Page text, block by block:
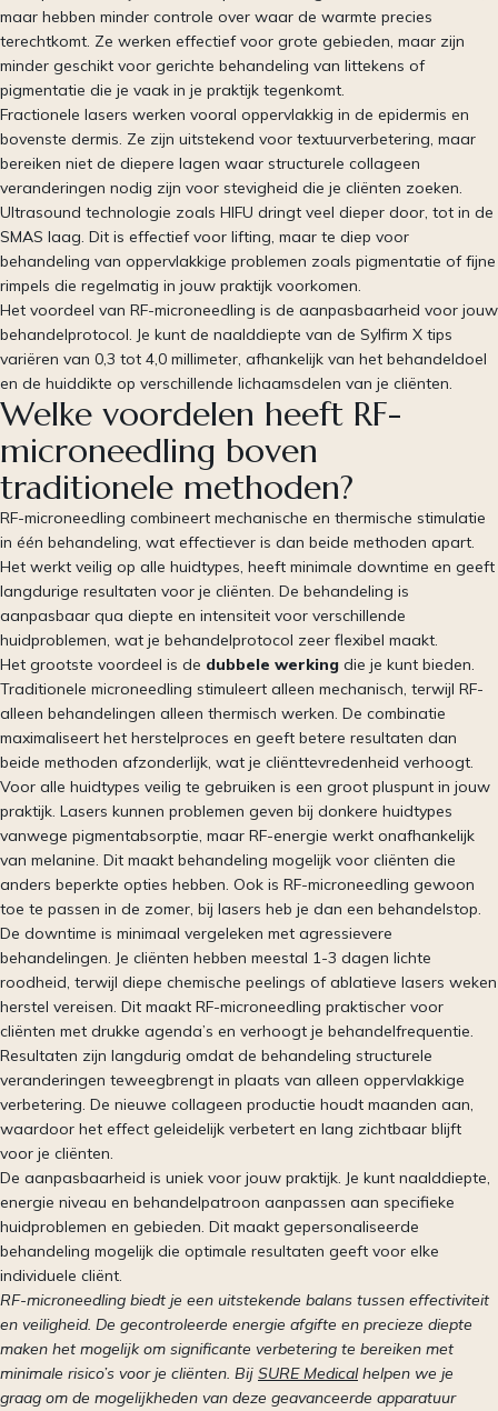
maar hebben minder controle over waar de warmte precies
terechtkomt. Ze werken effectief voor grote gebieden, maar zijn
minder geschikt voor gerichte behandeling van littekens of
pigmentatie die je vaak in je praktijk tegenkomt.
Fractionele lasers werken vooral oppervlakkig in de epidermis en
bovenste dermis. Ze zijn uitstekend voor textuurverbetering, maar
bereiken niet de diepere lagen waar structurele collageen
veranderingen nodig zijn voor stevigheid die je cliënten zoeken.
Ultrasound technologie zoals HIFU dringt veel dieper door, tot in de
SMAS laag. Dit is effectief voor lifting, maar te diep voor
behandeling van oppervlakkige problemen zoals pigmentatie of fijne
rimpels die regelmatig in jouw praktijk voorkomen.
Het voordeel van RF-microneedling is de aanpasbaarheid voor jouw
behandelprotocol. Je kunt de naalddiepte van de Sylfirm X tips
variëren van 0,3 tot 4,0 millimeter, afhankelijk van het behandeldoel
en de huiddikte op verschillende lichaamsdelen van je cliënten.
Welke voordelen heeft RF-
microneedling boven
traditionele methoden?
RF-microneedling combineert mechanische en thermische stimulatie
in één behandeling, wat effectiever is dan beide methoden apart.
Het werkt veilig op alle huidtypes, heeft minimale downtime en geeft
langdurige resultaten voor je cliënten. De behandeling is
aanpasbaar qua diepte en intensiteit voor verschillende
huidproblemen, wat je behandelprotocol zeer flexibel maakt.
Het grootste voordeel is de dubbele werking die je kunt bieden.
Traditionele microneedling stimuleert alleen mechanisch, terwijl RF-
alleen behandelingen alleen thermisch werken. De combinatie
maximaliseert het herstelproces en geeft betere resultaten dan
beide methoden afzonderlijk, wat je cliënttevredenheid verhoogt.
Voor alle huidtypes veilig te gebruiken is een groot pluspunt in jouw
praktijk. Lasers kunnen problemen geven bij donkere huidtypes
vanwege pigmentabsorptie, maar RF-energie werkt onafhankelijk
van melanine. Dit maakt behandeling mogelijk voor cliënten die
anders beperkte opties hebben. Ook is RF-microneedling gewoon
toe te passen in de zomer, bij lasers heb je dan een behandelstop.
De downtime is minimaal vergeleken met agressievere
behandelingen. Je cliënten hebben meestal 1-3 dagen lichte
roodheid, terwijl diepe chemische peelings of ablatieve lasers weken
herstel vereisen. Dit maakt RF-microneedling praktischer voor
cliënten met drukke agenda’s en verhoogt je behandelfrequentie.
Resultaten zijn langdurig omdat de behandeling structurele
veranderingen teweegbrengt in plaats van alleen oppervlakkige
verbetering. De nieuwe collageen productie houdt maanden aan,
waardoor het effect geleidelijk verbetert en lang zichtbaar blijft
voor je cliënten.
De aanpasbaarheid is uniek voor jouw praktijk. Je kunt naalddiepte,
energie niveau en behandelpatroon aanpassen aan specifieke
huidproblemen en gebieden. Dit maakt gepersonaliseerde
behandeling mogelijk die optimale resultaten geeft voor elke
individuele cliënt.
RF-microneedling biedt je een uitstekende balans tussen effectiviteit
en veiligheid. De gecontroleerde energie afgifte en precieze diepte
maken het mogelijk om significante verbetering te bereiken met
minimale risico’s voor je cliënten. Bij SURE Medicalhelpen we je
graag om de mogelijkheden van deze geavanceerde apparatuur